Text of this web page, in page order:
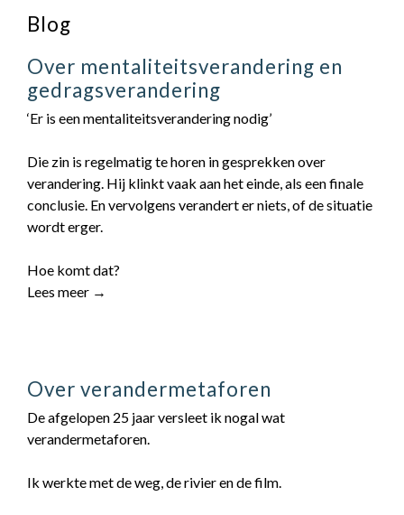
Blog
Over mentaliteitsverandering en
gedragsverandering
‘Er is een mentaliteitsverandering nodig’
Die zin is regelmatig te horen in gesprekken over
verandering. Hij klinkt vaak aan het einde, als een finale
conclusie. En vervolgens verandert er niets, of de situatie
wordt erger.
Hoe komt dat?
Lees meer →
Over verandermetaforen
De afgelopen 25 jaar versleet ik nogal wat
verandermetaforen.
Ik werkte met de weg, de rivier en de film.